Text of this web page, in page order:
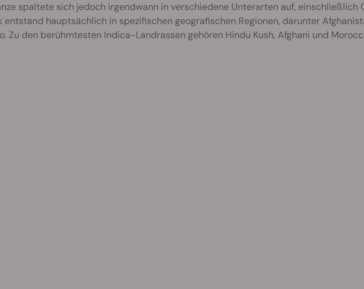
spaltete sich jedoch irgendwann in verschiedene Unterarten auf, einschließlich
entstand hauptsächlich in spezifischen geografischen Regionen, darunter
Zu den berühmtesten Indica-Landrassen gehören Hindu Kush, Afghani und